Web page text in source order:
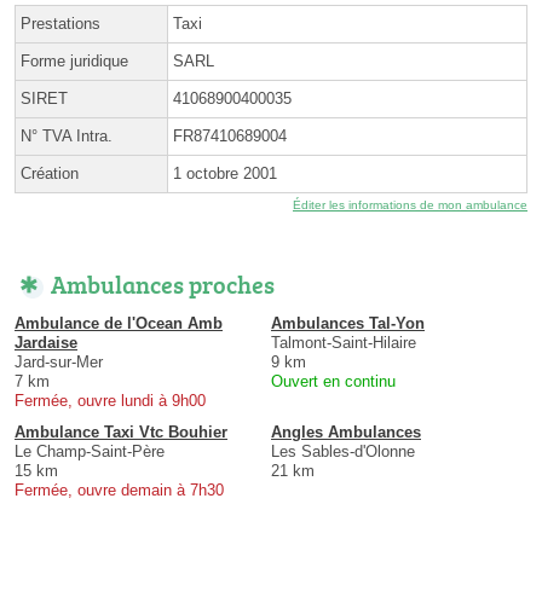
Prestations Taxi
Forme juridique SARL
SIRET 41068900400035
N° TVA Intra. FR87410689004
Création 1 octobre 2001
Éditer les informations de mon ambulance
Ambulances proches
Ambulance de l'Ocean Amb
Jardaise
Jard-sur-Mer
7 km
Fermée, ouvre lundi à 9h00
Ambulances Tal-Yon
Talmont-Saint-Hilaire
9 km
Ouvert en continu
Ambulance Taxi Vtc Bouhier
Le Champ-Saint-Père
15 km
Fermée, ouvre demain à 7h30
Angles Ambulances
Les Sables-d'Olonne
21 km